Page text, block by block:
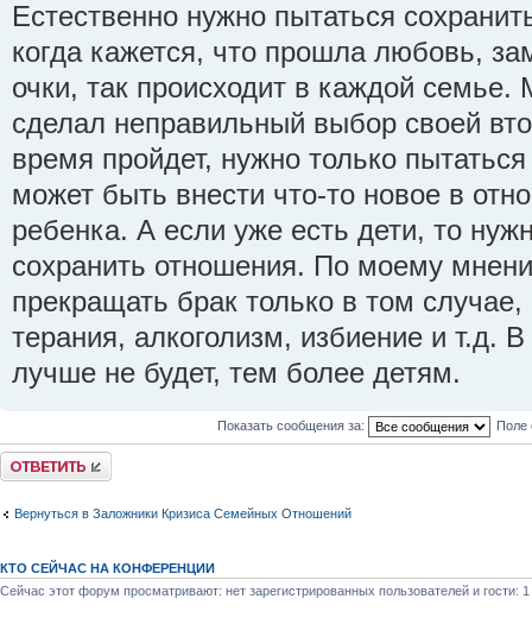
Естественно нужно пытаться
когда кажется, что прошла любовь,
очки, так происходит в каждой семье.
сделал неправильный выбор своей
время пройдет, нужно только
может быть внести что-то новое в
ребенка. А если уже есть дети, то
сохранить отношения. По моему
прекращать брак только в том
терания, алкоголизм, избиение и т.д.
лучше не будет, тем более детям.
Показать сообщения за: Поле
Ответить
Вернуться в Заложники Кризиса Семейных Отношений
КТО СЕЙЧАС НА КОНФЕРЕНЦИИ
Сейчас этот форум просматривают: нет зарегистрированных пользователей и гости: 1